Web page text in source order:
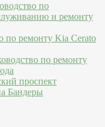
по
и ремонту
по ремонту Kia Cerato
по ремонту
проспект
Бандеры